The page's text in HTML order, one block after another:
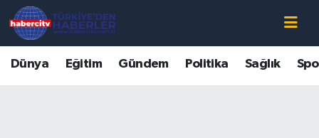
Dünya Eğitim Gündem Politika Sağlık